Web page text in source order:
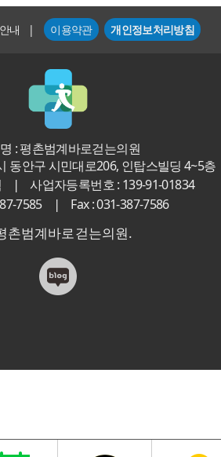
내 | 이용약관 개인정보처리방침
: 평촌범계바로걷는의원
동안구 시민대로206, 인탑스빌딩 4~5층
|
사업자등록번호 : 139-91-01834
7585
| Fax : 031-387-7586
촌범계바로걷는의원.